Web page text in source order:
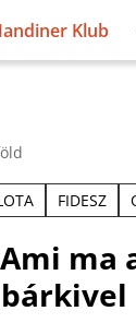
Klub
FIDESZ
ma